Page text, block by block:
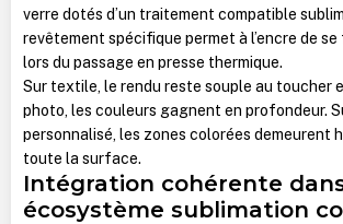
verre dotés d’un traitement compatible
revêtement spécifique permet à l’encre de
lors du passage en presse thermique.
Sur textile, le rendu reste souple au toucher
photo, les couleurs gagnent en profondeur.
personnalisé, les zones colorées demeurent
toute la surface.
Intégration cohérente
écosystème sublimation